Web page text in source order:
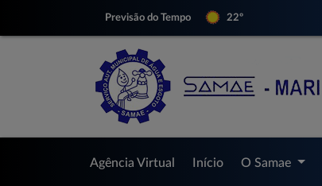
Previsão do Tempo 22º
Agência Virtual Início O Samae